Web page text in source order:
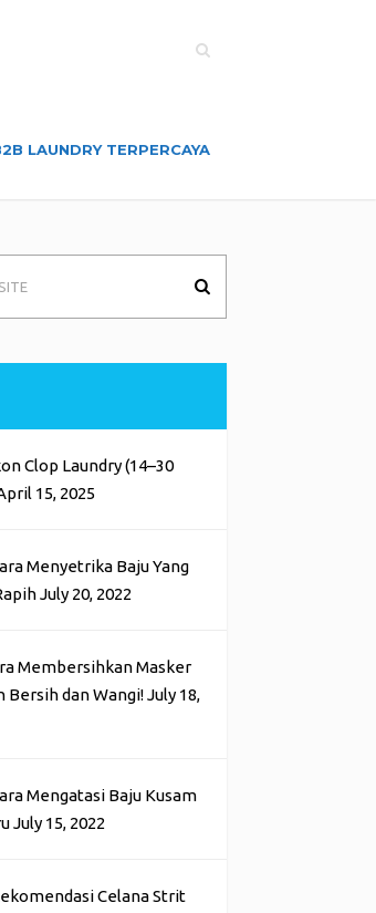
LAUNDRY TERPERCAYA
Clop Laundry (14–30
15, 2025
Menyetrika Baju Yang
July 20, 2022
Membersihkan Masker
Bersih dan Wangi!July 18,
Mengatasi Baju Kusam
July 15, 2022
Celana Strit